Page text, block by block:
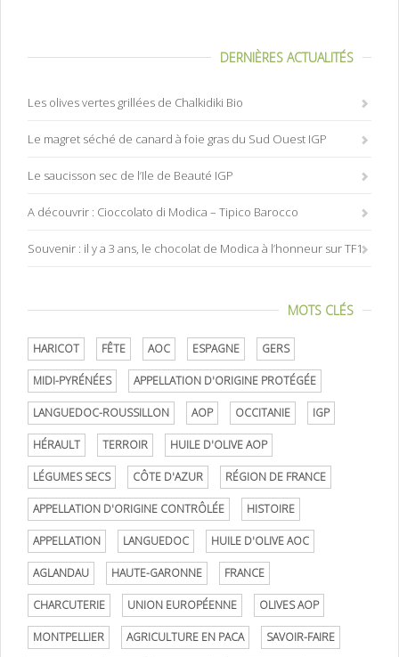
DERNIÈRES ACTUALITÉS
Les olives vertes grillées de Chalkidiki Bio
Le magret séché de canard à foie gras du Sud Ouest IGP
Le saucisson sec de l’Ile de Beauté IGP
A découvrir : Cioccolato di Modica – Tipico Barocco
Souvenir : il y a 3 ans, le chocolat de Modica à l’honneur sur TF1
MOTS CLÉS
HARICOT FÊTE AOC ESPAGNE GERS
MIDI-PYRÉNÉES APPELLATION D'ORIGINE PROTÉGÉE
LANGUEDOC-ROUSSILLON AOP OCCITANIE IGP
HÉRAULT TERROIR HUILE D'OLIVE AOP
LÉGUMES SECS CÔTE D'AZUR RÉGION DE FRANCE
APPELLATION D'ORIGINE CONTRÔLÉE HISTOIRE
APPELLATION LANGUEDOC HUILE D'OLIVE AOC
AGLANDAU HAUTE-GARONNE FRANCE
CHARCUTERIE UNION EUROPÉENNE OLIVES AOP
MONTPELLIER AGRICULTURE EN PACA SAVOIR-FAIRE